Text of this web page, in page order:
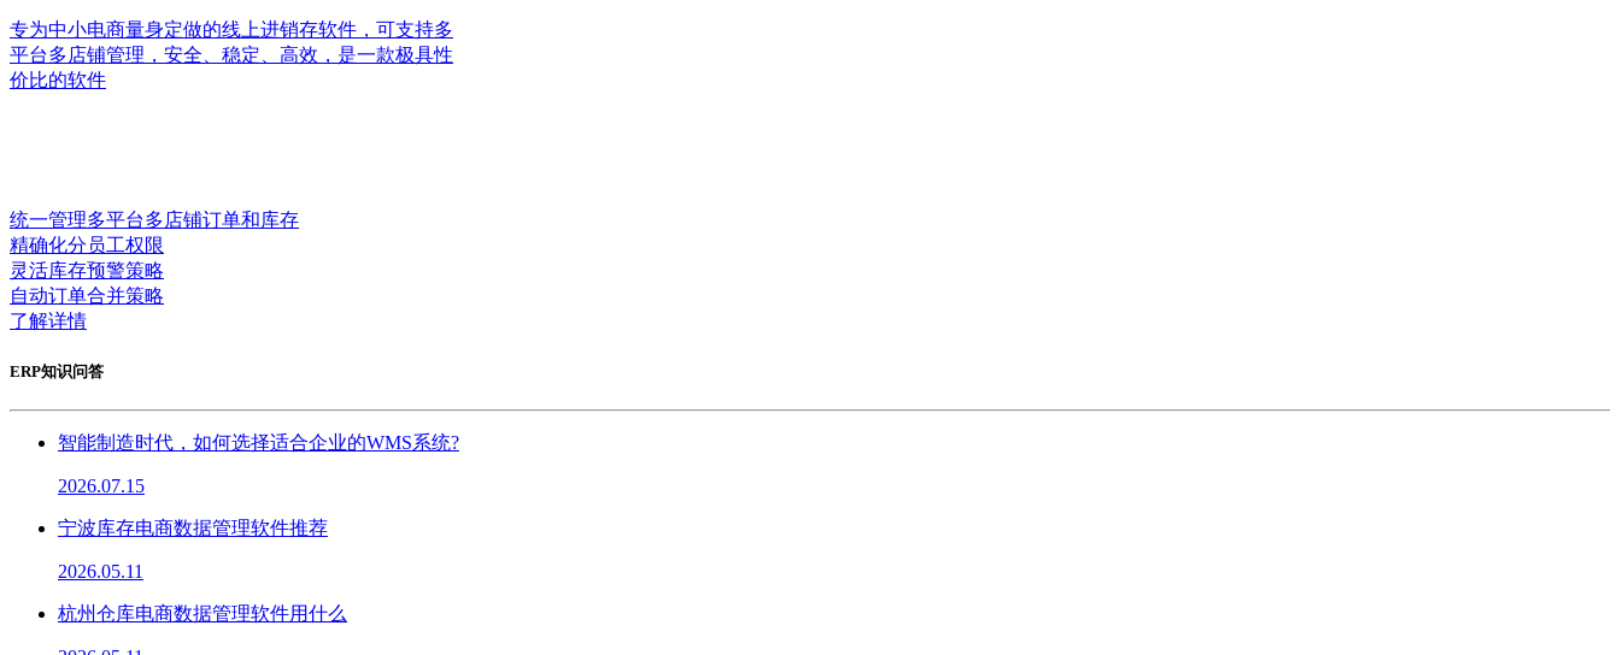
专为中小电商量身定做的线上进销存软件，可支持多
平台多店铺管理，安全、稳定、高效，是一款极具性
价比的软件
统一管理多平台多店铺订单和库存
精确化分员工权限
灵活库存预警策略
自动订单合并策略
了解详情
ERP知识问答
智能制造时代，如何选择适合企业的WMS系统?
2026.07.15
宁波库存电商数据管理软件推荐
2026.05.11
杭州仓库电商数据管理软件用什么